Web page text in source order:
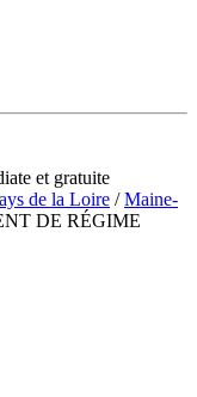
et gratuite
de la Loire /Maine-
DE RÉGIME